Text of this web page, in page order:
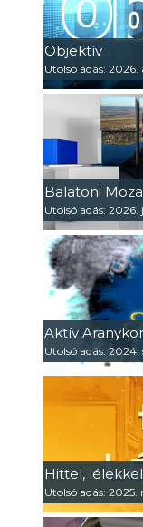
Objektív
Utolsó adás:
Balatoni
Utolsó adás: 2026.
Aktív Aranykor
Utolsó adás: 2024.
Hittel, lélekkel
Utolsó adás: 2025.